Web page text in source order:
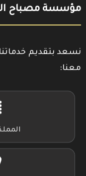
مؤسسة مصباح
نسعد بتقديم
معنا: